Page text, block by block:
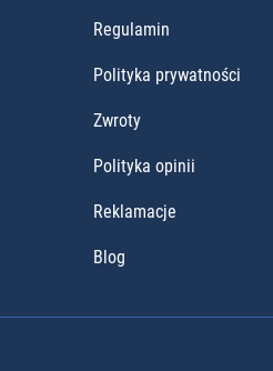
Regulamin
Polityka prywatności
Zwroty
Polityka opinii
Reklamacje
Blog